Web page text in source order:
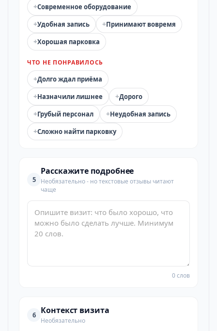
+Современное оборудование
+Удобная запись +Принимают вовремя
+Хорошая парковка
ЧТО НЕ ПОНРАВИЛОСЬ
+Долго ждал приёма
+Назначили лишнее +Дорого
+Грубый персонал +Неудобная запись
+Сложно найти парковку
5
Расскажите подробнее
Необязательно - но текстовые отзывы читают
чаще
0 слов
6 Контекст визита
Необязательно